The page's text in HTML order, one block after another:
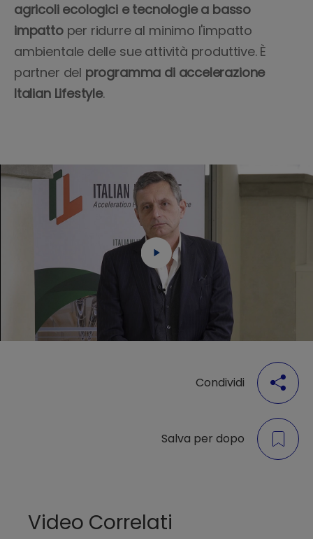
agricoli ecologici e tecnologie a basso
impattoper ridurre al minimo l'impatto
ambientale delle sue attività produttive. È
partner del programma di accelerazione
Italian Lifestyle.
Condividi
Salva per dopo
Video Correlati